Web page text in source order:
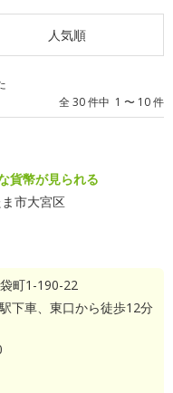
人気順
全 30 件中 1 〜 10 件
貨幣が見られる
市大宮区
町1-190-22
下車、東口から徒歩12分